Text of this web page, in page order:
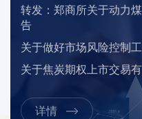
转发：郑商所关于动力
告
关于做好市场风险控制
关于焦炭期权上市交易
详情